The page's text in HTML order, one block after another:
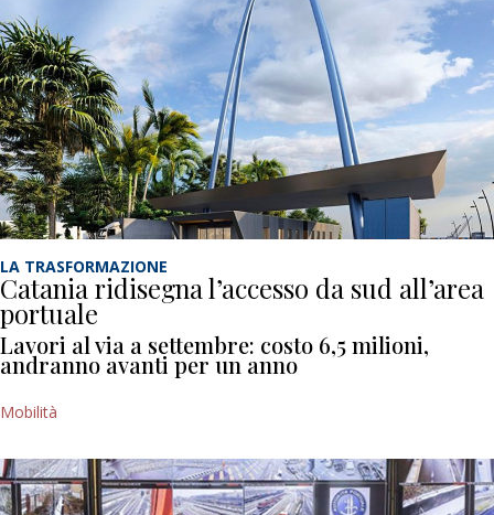
LA TRASFORMAZIONE
Catania ridisegna l’accesso da sud all’area
portuale
Lavori al via a settembre: costo 6,5 milioni,
andranno avanti per un anno
Mobilità